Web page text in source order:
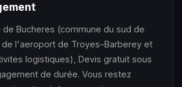
de Bucheres (commune du sud de
l'aeroport de Troyes-Barberey et
logistiques), Devis gratuit sous
de durée. Vous restez